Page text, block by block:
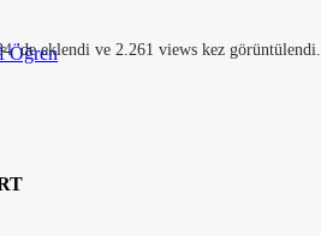
Öğren
'de eklendi ve 2.261 views kez görüntülendi.